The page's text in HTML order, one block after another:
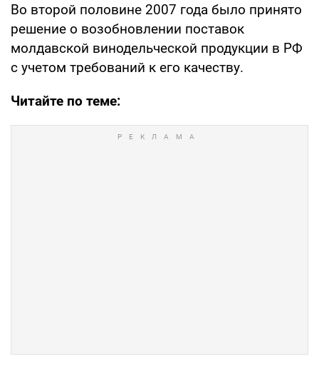
Во второй половине 2007 года было принято
решение о возобновлении поставок
молдавской винодельческой продукции в РФ
с учетом требований к его качеству.
Читайте по теме: